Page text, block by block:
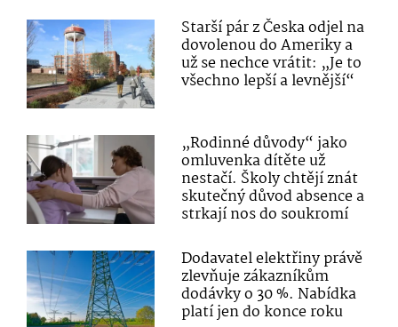
Starší pár z Česka odjel na
dovolenou do Ameriky a
už se nechce vrátit: „Je to
všechno lepší a levnější“
„Rodinné důvody“ jako
omluvenka dítěte už
nestačí. Školy chtějí znát
skutečný důvod absence a
strkají nos do soukromí
Dodavatel elektřiny právě
zlevňuje zákazníkům
dodávky o 30 %. Nabídka
platí jen do konce roku